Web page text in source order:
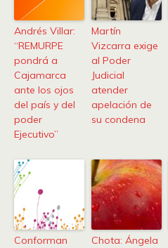
Andrés Villar:
“REMURPE
pondrá a
Cajamarca
ante los ojos
del país y del
poder
Ejecutivo”
Martín
Vizcarra exige
al Poder
Judicial
atender
apelación de
su condena
Conforman
Chota: Ángela